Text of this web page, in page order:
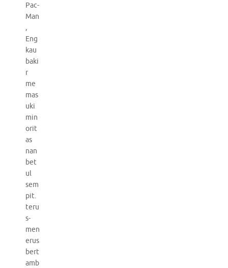
Pac-
Man
,
Eng
kau
baki
r
me
mas
uki
min
orit
as
nan
bet
ul
sem
pit.
teru
s-
men
erus
bert
amb